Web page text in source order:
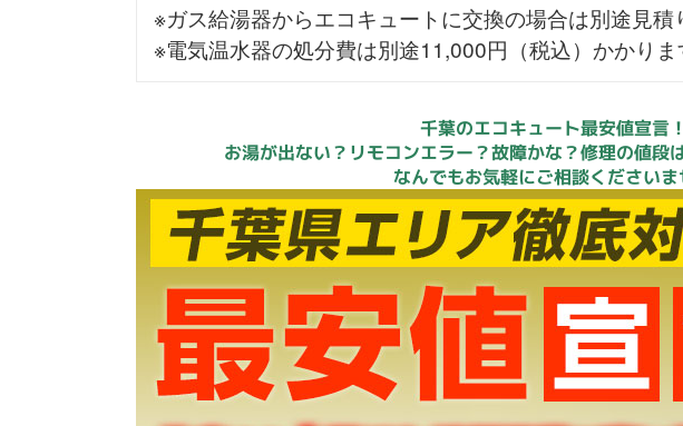
※ガス給湯器からエコキュートに交換の場合は別途見積
※電気温水器の処分費は別途11,000円（税込）かかりま
千葉のエコキュート最安値宣言！
お湯が出ない？リモコンエラー？故障かな？修理の値段
なんでもお気軽にご相談くださいま